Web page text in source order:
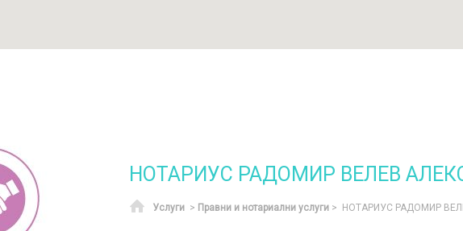
НОТАРИУС РАДОМИР ВЕЛЕВ
Начало
Услуги > Правни и нотариални услуги > НОТАРИУС РАДОМИР